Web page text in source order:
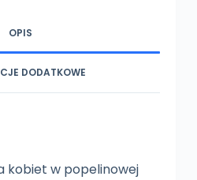
OPIS
DODATKOWE
kobiet w popelinowej